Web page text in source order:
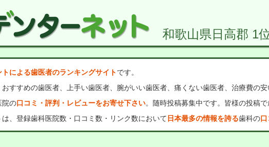
和歌山県日高郡 1
による歯医者のランキングサイトです。
すすめの歯医者、上手い歯医者、腕がいい歯医者、痛くない歯医者、治療費の安
院の口コミ・評判・レビューをお寄せ下さい。随時投稿募集中です。皆様の投稿で
、登録歯科医院数・口コミ数・リンク数において 日本最多の情報を誇る歯科の